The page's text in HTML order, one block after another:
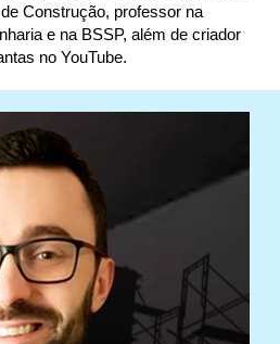
Construção, professor na
e na BSSP, além de criador
no YouTube.